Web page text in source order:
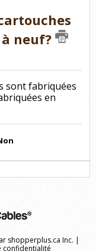
neuf?
sont fabriquées
en
shopperplus.ca Inc. |
confidentialité